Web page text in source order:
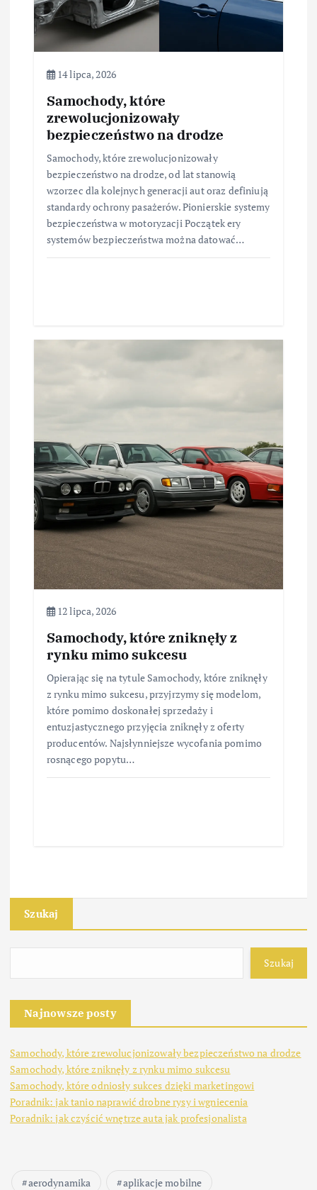
u
14 lipca, 2026
Samochody, które
zrewolucjonizowały
bezpieczeństwo na drodze
Samochody, które zrewolucjonizowały
bezpieczeństwo na drodze, od lat stanowią
wzorzec dla kolejnych generacji aut oraz definiują
standardy ochrony pasażerów. Pionierskie systemy
bezpieczeństwa w motoryzacji Początek ery
systemów bezpieczeństwa można datować…
12 lipca, 2026
Samochody, które zniknęły z
rynku mimo sukcesu
Opierając się na tytule Samochody, które zniknęły
z rynku mimo sukcesu, przyjrzymy się modelom,
które pomimo doskonałej sprzedaży i
entuzjastycznego przyjęcia zniknęły z oferty
producentów. Najsłynniejsze wycofania pomimo
rosnącego popytu…
Szukaj
Szukaj
Najnowsze posty
Samochody, które zrewolucjonizowały bezpieczeństwo na drodze
Samochody, które zniknęły z rynku mimo sukcesu
Samochody, które odniosły sukces dzięki marketingowi
Poradnik: jak tanio naprawić drobne rysy i wgniecenia
Poradnik: jak czyścić wnętrze auta jak profesjonalista
aerodynamika
aplikacje mobilne